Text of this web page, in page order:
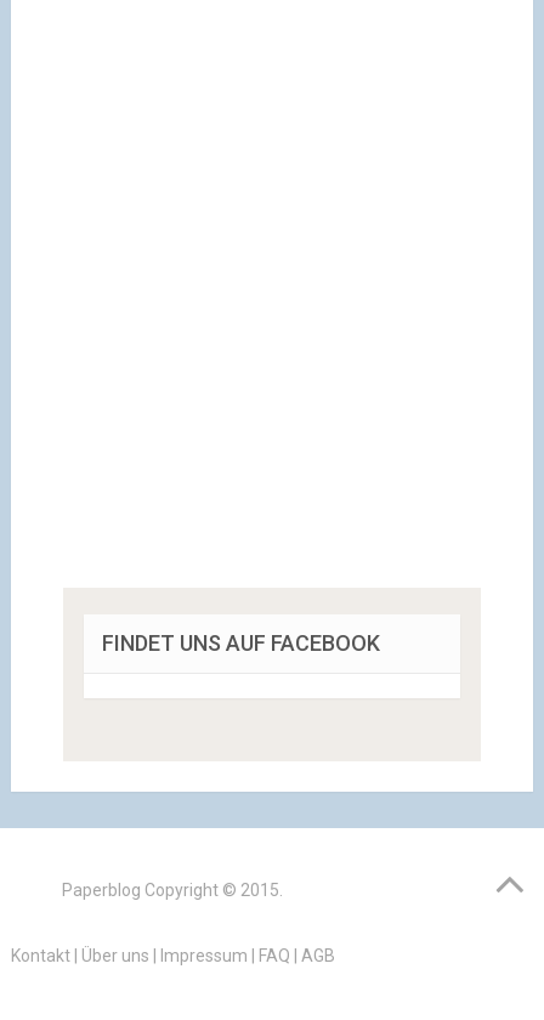
FINDET UNS AUF FACEBOOK
Paperblog Copyright © 2015.
Kontakt| Über uns Impressum FAQ AGB